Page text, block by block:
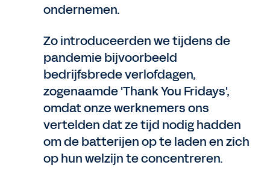
ondernemen.
Zo introduceerden we tijdens de
pandemie bijvoorbeeld
bedrijfsbrede verlofdagen,
zogenaamde 'Thank You Fridays',
omdat onze werknemers ons
vertelden dat ze tijd nodig hadden
om de batterijen op te laden en zich
op hun welzijn te concentreren.